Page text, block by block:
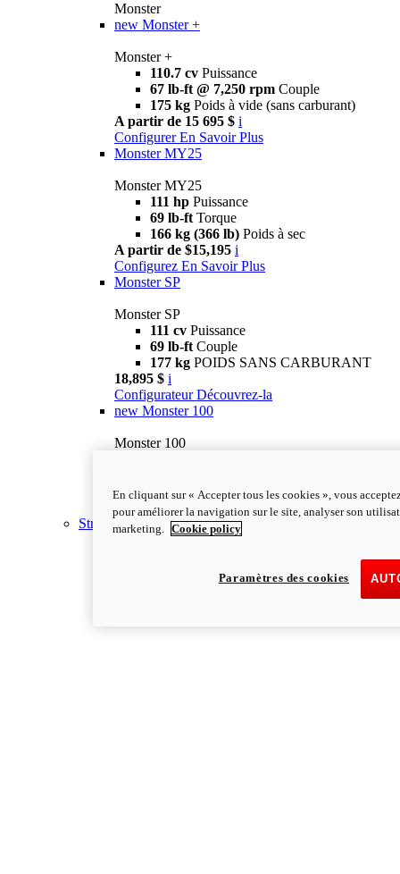
Monster
new Monster +
Monster +
110.7 cv Puissance
67 lb-ft @ 7,250 rpm Couple
175 kg Poids à vide (sans carburant)
A partir de 15 695 $ i
Configurer En Savoir Plus
Monster MY25
Monster MY25
111 hp Puissance
69 lb-ft Torque
166 kg (366 lb) Poids à sec
A partir de $15,195 i
Configurez En Savoir Plus
Monster SP
Monster SP
111 cv Puissance
69 lb-ft Couple
177 kg POIDS SANS CARBURANT
18,895 $ i
Configurateur Découvrez-la
new Monster 100
Monster 100
175 kg Poids à vide (sans carburant)
En Savoir Plus
Streetfighter
En cliquant sur « Accepter tous les cookies », vous
pour améliorer la navigation sur le site, analyser son
marketing.
Cookie policy
Paramètres des cookies